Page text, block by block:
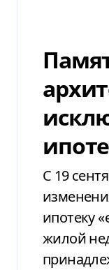
С 19
ипотеку
жилой